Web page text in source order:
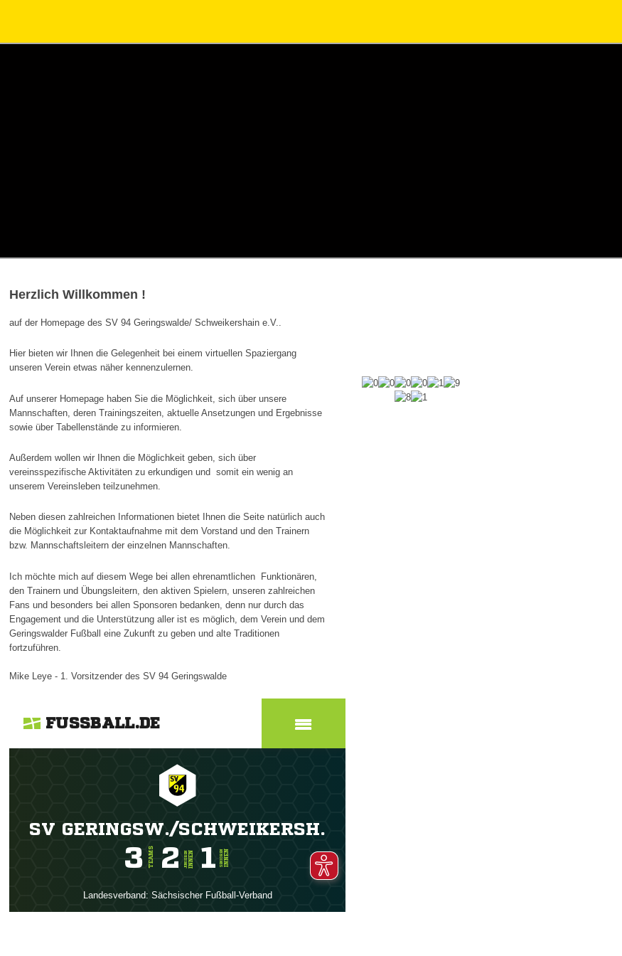
Herzlich Willkommen !
auf der Homepage des SV 94 Geringswalde/ Schweikershain e.V..
Hier bieten wir Ihnen die Gelegenheit bei einem virtuellen Spaziergang
unseren Verein etwas näher kennenzulernen.
Auf unserer Homepage haben Sie die Möglichkeit, sich über unsere
Mannschaften, deren Trainingszeiten, aktuelle Ansetzungen und Ergebnisse
sowie über Tabellenstände zu informieren.
Außerdem wollen wir Ihnen die Möglichkeit geben, sich über
vereinsspezifische Aktivitäten zu erkundigen und somit ein wenig an
unserem Vereinsleben teilzunehmen.
Neben diesen zahlreichen Informationen bietet Ihnen die Seite natürlich auch
die Möglichkeit zur Kontaktaufnahme mit dem Vorstand und den Trainern
bzw. Mannschaftsleitern der einzelnen Mannschaften.
Ich möchte mich auf diesem Wege bei allen ehrenamtlichen Funktionären,
den Trainern und Übungsleitern, den aktiven Spielern, unseren zahlreichen
Fans und besonders bei allen Sponsoren bedanken, denn nur durch das
Engagement und die Unterstützung aller ist es möglich, dem Verein und dem
Geringswalder Fußball eine Zukunft zu geben und alte Traditionen
fortzuführen.
Mike Leye - 1. Vorsitzender des SV 94 Geringswalde